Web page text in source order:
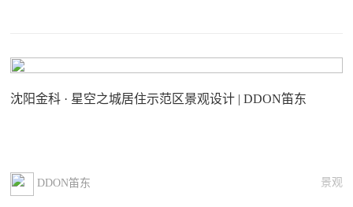
沈阳金科 · 星空之城居住示范区景观设计 | DDON笛东
DDON笛东 景观